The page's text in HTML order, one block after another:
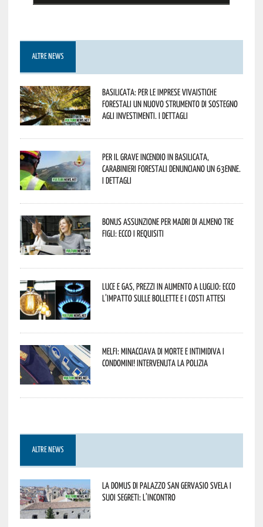
ALTRE NEWS
Basilicata: per le imprese vivaistiche
forestali un nuovo strumento di sostegno
agli investimenti. I dettagli
Per il grave incendio in Basilicata,
Carabinieri forestali denunciano un 63enne.
I dettagli
Bonus assunzione per madri di almeno tre
figli: ecco i requisiti
Luce e gas, prezzi in aumento a luglio: ecco
l’impatto sulle bollette e i costi attesi
Melfi: minacciava di morte e intimidiva i
condomini! Intervenuta la Polizia
ALTRE NEWS
La Domus di Palazzo San Gervasio svela i
suoi segreti: l’incontro